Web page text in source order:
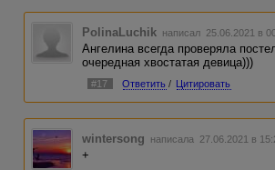
PolinaLuchik написал 25.06.2021 в
Ангелина всегда проверяла
очередная хвостатая девица)))
#17 Ответить / Цитировать
wintersong написала 27.06.2021 в
+